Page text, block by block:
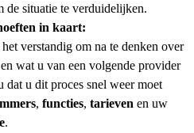
de situatie te verduidelijken.
in kaart:
verstandig om na te denken over
wat u van een volgende provider
u dit proces snel weer moet
, functies, tarieven en uw
.